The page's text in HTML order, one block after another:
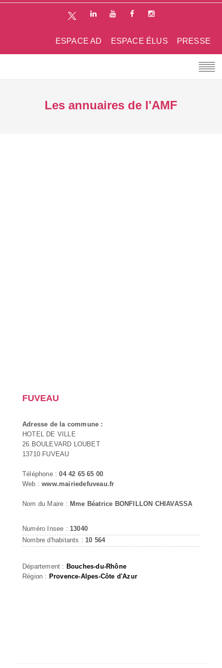
PRESSE
ESPACE ÉLUS
ESPACE AD
Les annuaires de l'AMF
FUVEAU
Adresse de la commune :
HOTEL DE VILLE
26 BOULEVARD LOUBET
13710 FUVEAU
Téléphone :04 42 65 65 00
Web :www.mairiedefuveau.fr
Nom du Maire : Mme Béatrice BONFILLON CHIAVASSA
Numéro Insee : 13040
Nombre d'habitants : 10 564
Département : Bouches-du-Rhône
Région : Provence-Alpes-Côte d'Azur